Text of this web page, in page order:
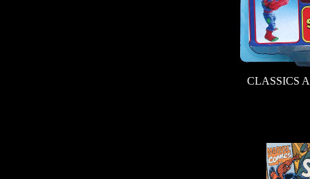
CLASSICS